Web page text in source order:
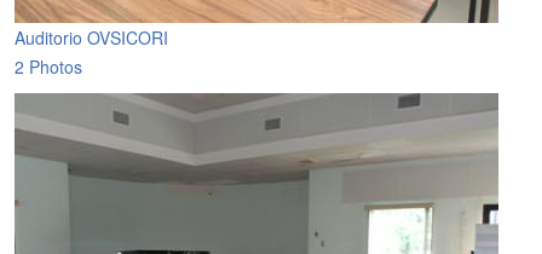
Auditorio OVSICORI
2 Photos